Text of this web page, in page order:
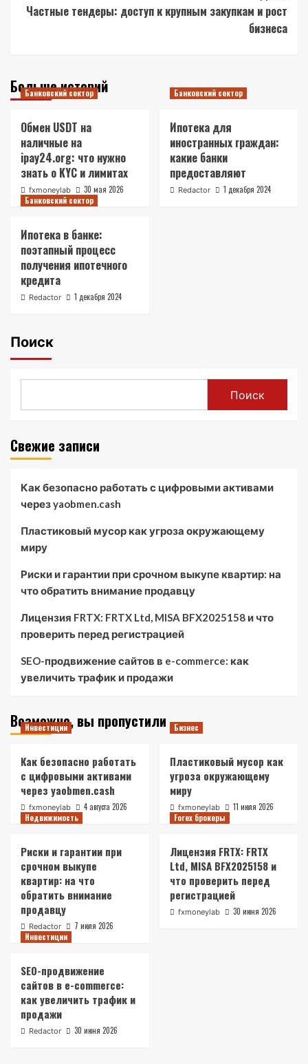
Частные тендеры: доступ к крупным закупкам и рост
бизнеса
Больше историй
Банковский сектор
Обмен USDT на
наличные на
ipay24.org: что нужно
знать о KYC и лимитах
fxmoneylab 30 мая 2026
Банковский сектор
Ипотека для
иностранных граждан:
какие банки
предоставляют
Redactor
1 декабря 2024
Банковский сектор
Ипотека в банке:
поэтапный процесс
получения ипотечного
кредита
Redactor 1 декабря 2024
Поиск
Поиск
Свежие записи
Как безопасно работать с цифровыми активами
через yaobmen.cash
Пластиковый мусор как угроза окружающему
миру
Риски и гарантии при срочном выкупе квартир: на
что обратить внимание продавцу
Лицензия FRTX: FRTX Ltd, MISA BFX2025158 и что
проверить перед регистрацией
SEO-продвижение сайтов в e-commerce: как
увеличить трафик и продажи
Возможно, вы пропустили
Инвестиции
Как безопасно работать
с цифровыми активами
через yaobmen.cash
fxmoneylab 4 августа 2026
Бизнес
Пластиковый мусор как
угроза окружающему
миру
fxmoneylab
11 июля 2026
Недвижимость
Риски и гарантии при
срочном выкупе
квартир: на что
обратить внимание
продавцу
Redactor 7 июля 2026
Forex брокеры
Лицензия FRTX: FRTX
Ltd, MISA BFX2025158 и
что проверить перед
регистрацией
fxmoneylab 30 июня 2026
Инвестиции
SEO-продвижение
сайтов в e-commerce:
как увеличить трафик и
продажи
Redactor 30 июня 2026